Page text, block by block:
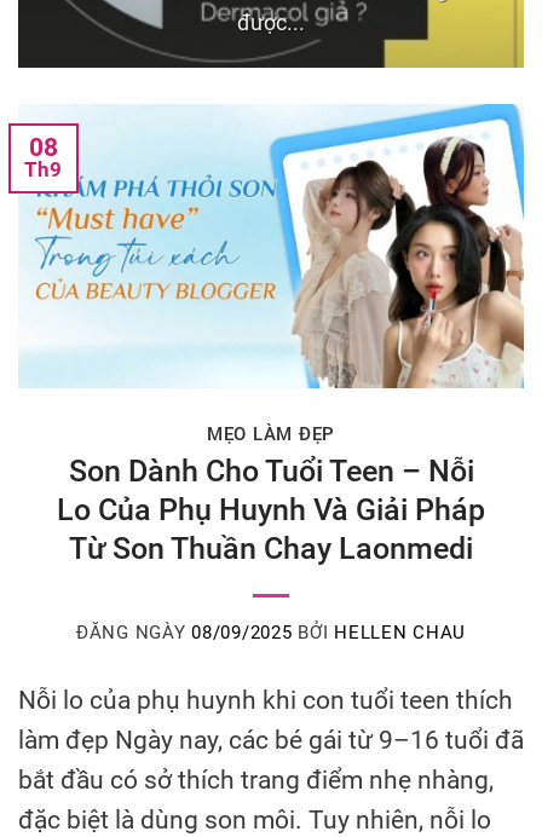
được...
08
Th9
MẸO LÀM ĐẸP
Son Dành Cho Tuổi Teen – Nỗi
Lo Của Phụ Huynh Và Giải Pháp
Từ Son Thuần Chay Laonmedi
ĐĂNG NGÀY08/09/2025 BỞI HELLEN CHAU
Nỗi lo của phụ huynh khi con tuổi teen thích
làm đẹp Ngày nay, các bé gái từ 9–16 tuổi đã
bắt đầu có sở thích trang điểm nhẹ nhàng,
đặc biệt là dùng son môi. Tuy nhiên, nỗi lo